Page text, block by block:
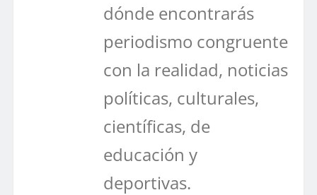
dónde encontrarás
periodismo congruente
con la realidad, noticias
políticas, culturales,
científicas, de
educación y
deportivas.